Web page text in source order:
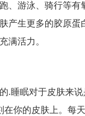
、游泳、骑行等有
产生更多的胶原蛋
满活力。
.睡眠对于皮肤来
你的皮肤上。每